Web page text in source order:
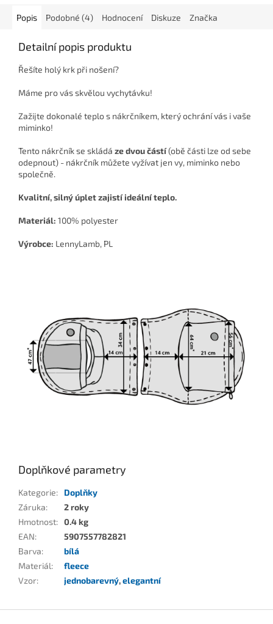
Popis Podobné (4) Hodnocení Diskuze Značka
Detailní popis produktu
Řešíte holý krk při nošení?
Máme pro vás skvělou vychytávku!
Zažijte dokonalé teplo s nákrčníkem, který ochrání vás i vaše
miminko!
Tento nákrčník se skládá ze dvou částí(obě části lze od sebe
odepnout) - nákrčník můžete vyžívat jen vy, miminko nebo
společně.
Kvalitní, silný úplet zajistí ideální teplo.
Materiál: 100% polyester
Výrobce: LennyLamb, PL
Doplňkové parametry
Kategorie:
Doplňky
Záruka:
2 roky
Hmotnost: 0.4 kg
EAN:
5907557782821
Barva:
bílá
Materiál:
fleece
Vzor: jednobarevný,elegantní